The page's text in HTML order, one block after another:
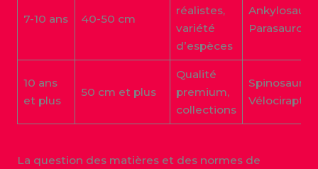
7-10 ans 40-50 cm
réalistes,
variété
d’espèces
Ankylosaure,
10 ans
et plus
50 cm et plus
Qualité
premium,
collections
Spinosaure,
Vélociraptor
La question des matières et des normes de